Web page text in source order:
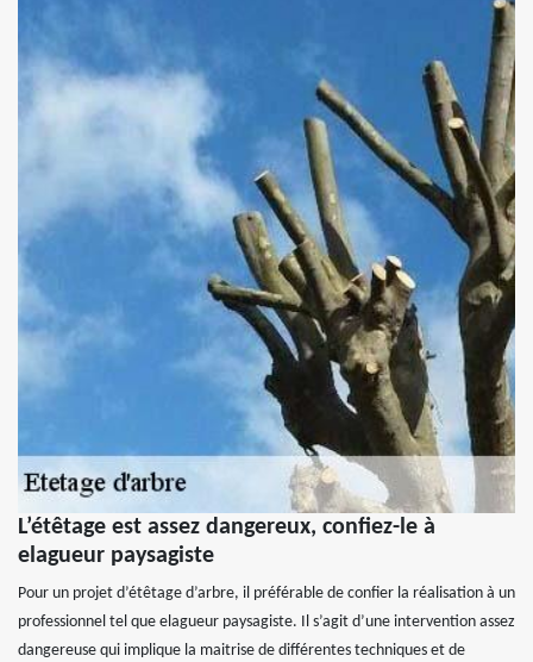
L’étêtage est assez dangereux, confiez-le à
elagueur paysagiste
Pour un projet d’étêtage d’arbre, il préférable de confier la réalisation à un
professionnel tel que elagueur paysagiste. Il s’agit d’une intervention assez
dangereuse qui implique la maitrise de différentes techniques et de